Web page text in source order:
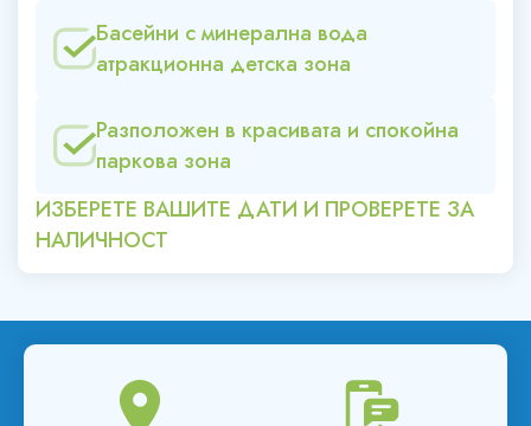
Басейни с минерална вода
атракционна детска зона
Разположен в красивата и спокойна
паркова зона
ИЗБЕРЕТЕ ВАШИТЕ ДАТИ И ПРОВЕРЕТЕ ЗА
НАЛИЧНОСТ